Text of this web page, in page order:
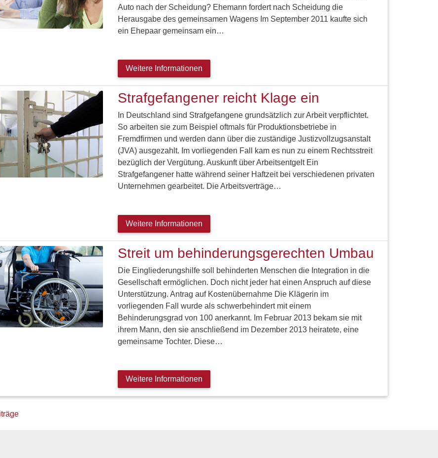
Auto nach der Scheidung? Ehemann fordert nach Scheidung die
Herausgabe des gemeinsamen Wagens Im September 2011 kaufte sich
ein Ehepaar gemeinsam ein…
Weitere Informationen
Strafgefangener reicht Klage ein
In Deutschland sind Strafgefangene grundsätzlich zur Arbeit verpflichtet.
So arbeiten sie zum Beispiel oftmals für Produktionsbetriebe in
Fremdfirmen und werden dann über die zuständige Justizvollzugsanstalt
(JVA) ausgezahlt. Im vorliegenden Fall kam es nun zu einem Rechtsstreit
bezüglich der Vergütung. Auskunft über Arbeitsentgelt Ein
Strafgefangener hatte während seiner Haftzeit bei verschiedenen privaten
Unternehmen gearbeitet. Die Arbeitsverträge…
Weitere Informationen
Streit um behinderungsgerechten Umbau
Die Eingliederungshilfe soll behinderten Menschen die Integration in die
Gesellschaft ermöglichen. Doch nicht jeder hat einen Anspruch auf diese
Unterstützung. Antrag auf Kostenübernahme Die Klägerin im
vorliegenden Fall wurde als schwerbehindert mit einem
Behinderungsgrad von 100 anerkannt. Im Februar 2013 bekam sie mit
ihrem Mann, den sie anschließend im Dezember 2013 heiratete, eine
gemeinsame Tochter. Diese…
Weitere Informationen